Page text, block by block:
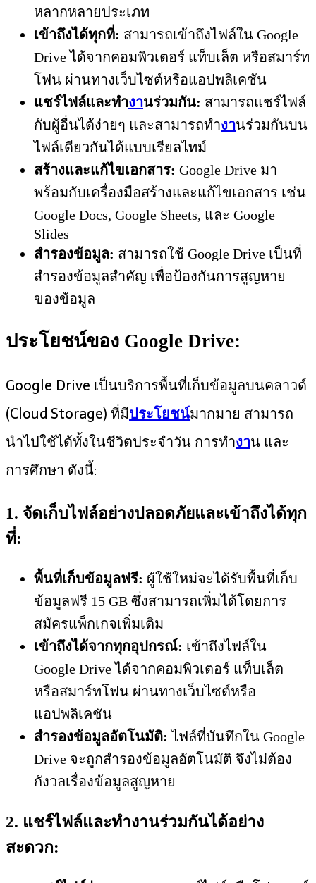
หลากหลายประเภท
เข้าถึงได้ทุกที่: สามารถเข้าถึงไฟล์ใน Google
Drive ได้จากคอมพิวเตอร์ แท็บเล็ต หรือสมาร์ท
โฟน ผ่านทางเว็บไซต์หรือแอปพลิเคชัน
แชร์ไฟล์และทำงานร่วมกัน: สามารถแชร์ไฟล์
กับผู้อื่นได้ง่ายๆ และสามารถทำงานร่วมกันบน
ไฟล์เดียวกันได้แบบเรียลไทม์
สร้างและแก้ไขเอกสาร: Google Drive มา
พร้อมกับเครื่องมือสร้างและแก้ไขเอกสาร เช่น
Google Docs, Google Sheets, และ Google
Slides
สำรองข้อมูล: สามารถใช้ Google Drive เป็นที่
สำรองข้อมูลสำคัญ เพื่อป้องกันการสูญหาย
ของข้อมูล
ประโยชน์ของ Google Drive:
Google Drive เป็นบริการพื้นที่เก็บข้อมูลบนคลาวด์
(Cloud Storage) ที่มีประโยชน์มากมาย สามารถ
นำไปใช้ได้ทั้งในชีวิตประจำวัน การทำงาน และ
การศึกษา ดังนี้:
1. จัดเก็บไฟล์อย่างปลอดภัยและเข้าถึงได้ทุก
ที่:
พื้นที่เก็บข้อมูลฟรี: ผู้ใช้ใหม่จะได้รับพื้นที่เก็บ
ข้อมูลฟรี 15 GB ซึ่งสามารถเพิ่มได้โดยการ
สมัครแพ็กเกจเพิ่มเติม
เข้าถึงได้จากทุกอุปกรณ์: เข้าถึงไฟล์ใน
Google Drive ได้จากคอมพิวเตอร์ แท็บเล็ต
หรือสมาร์ทโฟน ผ่านทางเว็บไซต์หรือ
แอปพลิเคชัน
สำรองข้อมูลอัตโนมัติ: ไฟล์ที่บันทึกใน Google
Drive จะถูกสำรองข้อมูลอัตโนมัติ จึงไม่ต้อง
กังวลเรื่องข้อมูลสูญหาย
2. แชร์ไฟล์และทำงานร่วมกันได้อย่าง
สะดวก: